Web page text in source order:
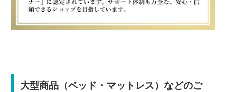
大型商品（ベッド・マットレス）などのご